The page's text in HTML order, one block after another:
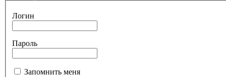
Логин
Пароль
Запомнить меня